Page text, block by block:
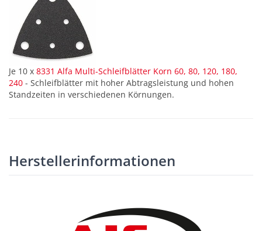
Je 10 x 8331 Alfa Multi-Schleifblätter Korn 60, 80, 120, 180,
240 - Schleifblätter mit hoher Abtragsleistung und hohen
Standzeiten in verschiedenen Körnungen.
Herstellerinformationen